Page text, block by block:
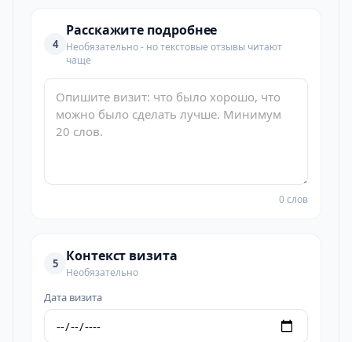
4
Расскажите подробнее
Необязательно - но текстовые отзывы читают
чаще
0 слов
5 Контекст визита
Необязательно
Дата визита